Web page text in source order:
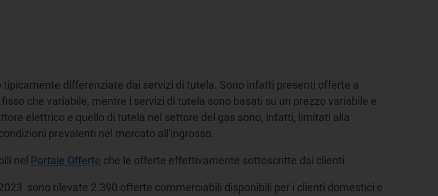
differenziate dai servizi di tutela. Sono infatti presenti offerte a
che variabile, mentre i servizi di tutela sono basati su un prezzo variabile e
elettrico e quello di tutela nel settore del gas sono, infatti, limitati alla
prevalenti nel mercato all'ingrosso.
nel Portale Offerte che le offerte effettivamente sottoscritte dai clienti.
sono rilevate 2.390 offerte commerciabili disponibili per i clienti domestici e